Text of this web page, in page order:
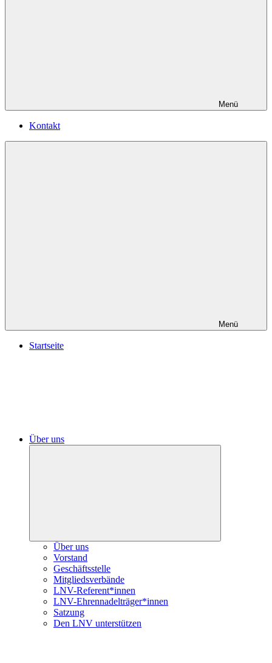
Menü
Kontakt
Menü
Startseite
Über uns
Über uns
Vorstand
Geschäftsstelle
Mitgliedsverbände
LNV-Referent*innen
LNV-Ehrennadelträger*innen
Satzung
Den LNV unterstützen